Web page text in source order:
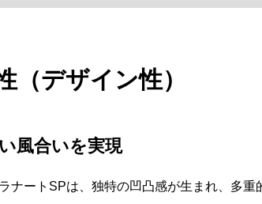
（デザイン性）
風合いを実現
ナートSPは、独特の凹凸感が生まれ、多重